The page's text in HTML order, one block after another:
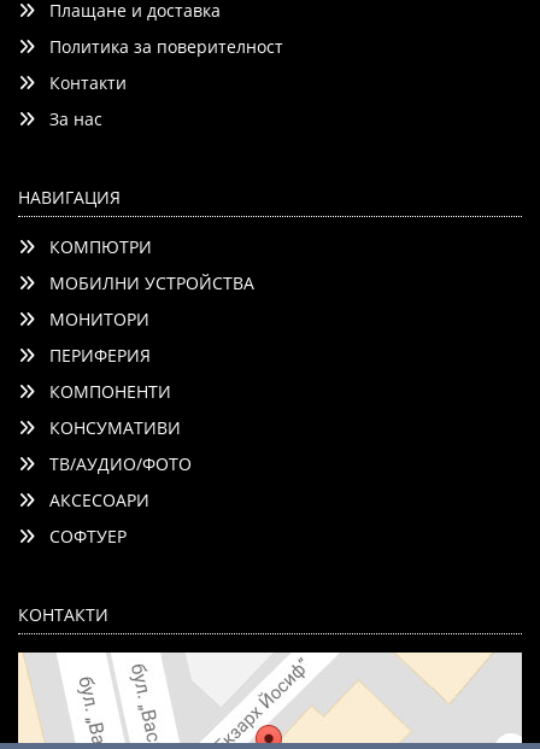
Плащане и доставка
Политика за поверителност
Контакти
За нас
НАВИГАЦИЯ
КОМПЮТРИ
МОБИЛНИ УСТРОЙСТВА
МОНИТОРИ
ПЕРИФЕРИЯ
КОМПОНЕНТИ
КОНСУМАТИВИ
ТВ/АУДИО/ФОТО
АКСЕСОАРИ
СОФТУЕР
КОНТАКТИ